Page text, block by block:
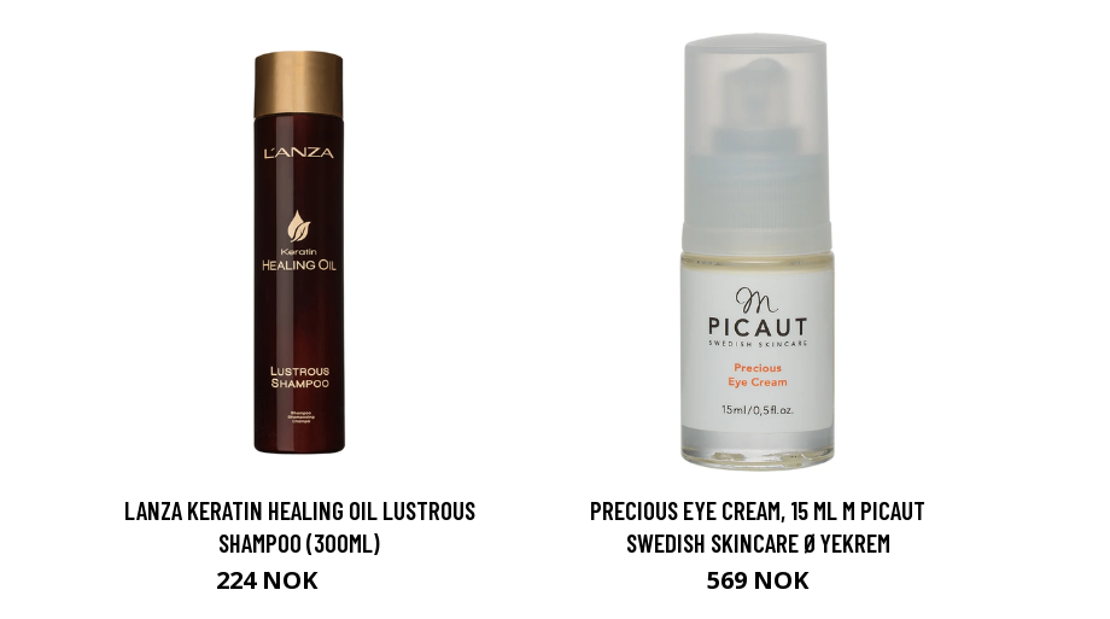
LANZA KERATIN HEALING OIL LUSTROUS
SHAMPOO (300ML)
224 NOK
PRECIOUS EYE CREAM, 15 ML M PICAUT
SWEDISH SKINCARE ØYEKREM
569 NOK